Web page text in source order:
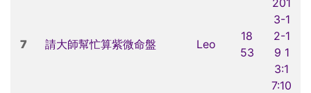
7 請大師幫忙算紫微命盤 Leo
18
53
3-1
2-1
9 1
3:1
7:10